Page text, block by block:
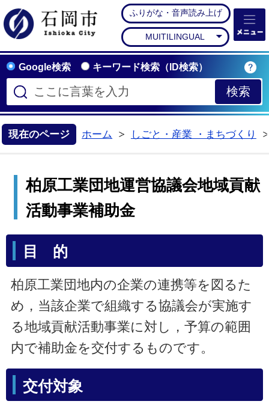
石岡市公式ホームペー
ふりがな・音声読み上げ
MUITILINGUAL
Google検索 キーワード検索（ID検索）
現在のページ ホーム
しごと・産業 ・まちづくり
柏原工業団地運営協議会地域貢献
活動事業補助金
目 的
柏原工業団地内の企業の連携等を図るた
め，当該企業で組織する協議会が実施す
る地域貢献活動事業に対し，予算の範囲
内で補助金を交付するものです。
交付対象